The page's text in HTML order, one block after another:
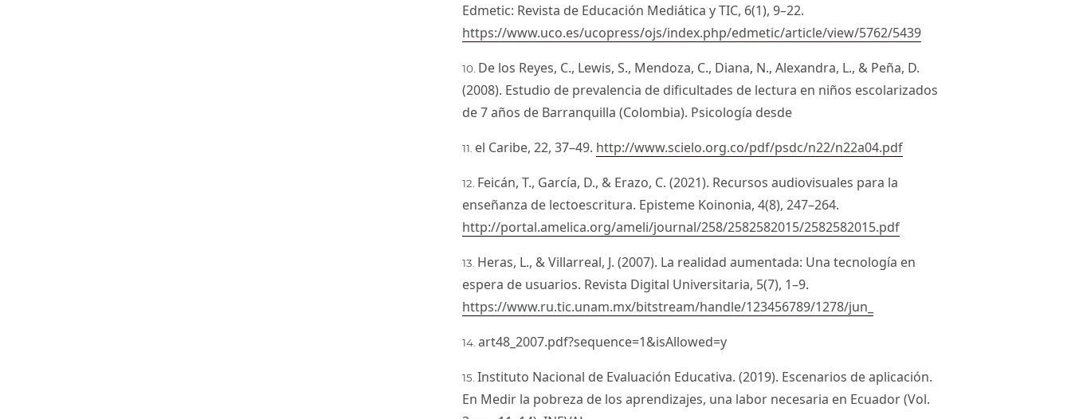
Edmetic: Revista de Educación Mediática y TIC, 6(1), 9–22.
https://www.uco.es/ucopress/ojs/index.php/edmetic/article/view/5762/5439
De los Reyes, C., Lewis, S., Mendoza, C., Diana, N., Alexandra, L., & Peña, D.
(2008). Estudio de prevalencia de dificultades de lectura en niños escolarizados
de 7 años de Barranquilla (Colombia). Psicología desde
el Caribe, 22, 37–49. http://www.scielo.org.co/pdf/psdc/n22/n22a04.pdf
Feicán, T., García, D., & Erazo, C. (2021). Recursos audiovisuales para la
enseñanza de lectoescritura. Episteme Koinonia, 4(8), 247–264.
http://portal.amelica.org/ameli/journal/258/2582582015/2582582015.pdf
Heras, L., & Villarreal, J. (2007). La realidad aumentada: Una tecnología en
espera de usuarios. Revista Digital Universitaria, 5(7), 1–9.
https://www.ru.tic.unam.mx/bitstream/handle/123456789/1278/jun_
art48_2007.pdf?sequence=1&isAllowed=y
Instituto Nacional de Evaluación Educativa. (2019). Escenarios de aplicación.
En Medir la pobreza de los aprendizajes, una labor necesaria en Ecuador (Vol.